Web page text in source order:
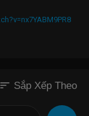
watch?
sort Sắp Xếp Theo